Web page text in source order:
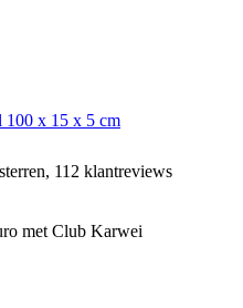
100 x 15 x 5 cm
112 klantreviews
met Club Karwei